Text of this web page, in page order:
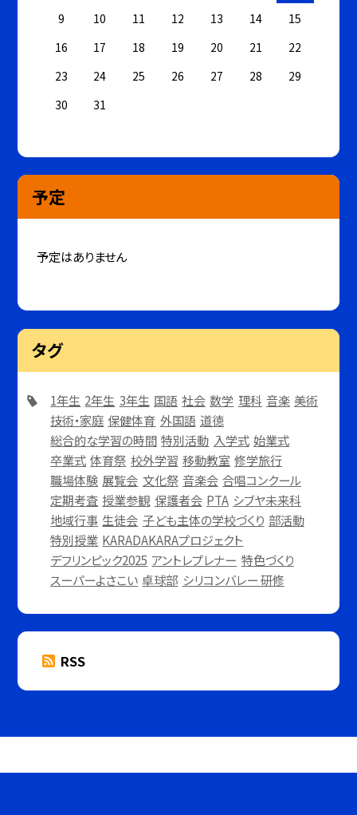
9
10 11 12 13 14
15
16
17 18 19 20 21
22
23
24 25 26 27 28
29
30
31
予定
予定はありません
タグ
1年生 2年生 3年生 国語 社会 数学 理科 音楽 美術
技術・家庭 保健体育 外国語 道徳
総合的な学習の時間 特別活動 入学式 始業式
卒業式 体育祭 校外学習 移動教室 修学旅行
職場体験 展覧会 文化祭 音楽会 合唱コンクール
定期考査 授業参観 保護者会 PTA シブヤ未来科
地域行事 生徒会 子ども主体の学校づくり 部活動
特別授業 KARADAKARAプロジェクト
デフリンピック2025 アントレプレナー 特色づくり
スーパーよさこい 卓球部 シリコンバレー 研修
RSS